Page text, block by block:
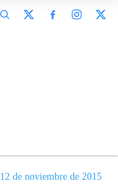
12 de noviembre de 2015